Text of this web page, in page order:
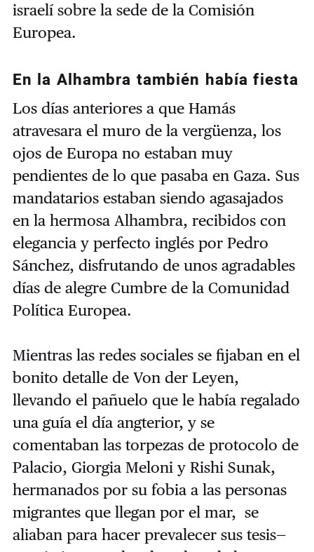
israelí sobre la sede de la Comisión
Europea.
En la Alhambra también había fiesta
Los días anteriores a que Hamás
atravesara el muro de la vergüenza, los
ojos de Europa no estaban muy
pendientes de lo que pasaba en Gaza. Sus
mandatarios estaban siendo agasajados
en la hermosa Alhambra, recibidos con
elegancia y perfecto inglés por Pedro
Sánchez, disfrutando de unos agradables
días de alegre Cumbre de la Comunidad
Política Europea.
Mientras las redes sociales se fijaban en el
bonito detalle de Von der Leyen,
llevando el pañuelo que le había regalado
una guía el día angterior, y se
comentaban las torpezas de protocolo de
Palacio, Giorgia Meloni y Rishi Sunak,
hermanados por su fobia a las personas
migrantes que llegan por el mar, se
aliaban para hacer prevalecer sus tesis—